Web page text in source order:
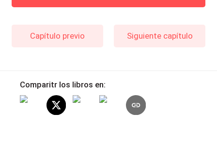
Capítulo previo Siguiente capítulo
Comparitr los libros en: